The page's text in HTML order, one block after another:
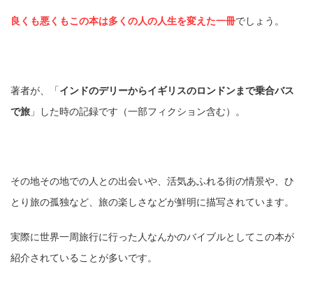
良くも悪くもこの本は多くの人の人生を変えた一冊でしょう。
著者が、 「インドのデリーからイギリスのロンドンまで乗合バス
で旅 」 した時の記録です（一部フィクション含む）。
その地その地での人との出会いや、活気あふれる街の情景や、ひ
とり旅の孤独など、旅の楽しさなどが鮮明に描写されています。
実際に世界一周旅行に行った人なんかのバイブルとしてこの本が
紹介されていることが多いです。